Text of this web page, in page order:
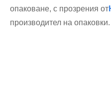
опаковане, с прозрения от
производител на опаковки.